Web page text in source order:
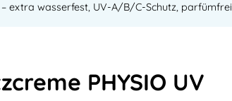
– extra wasserfest, UV-A/B/C-Schutz, parfümfrei
PHYSIO UV